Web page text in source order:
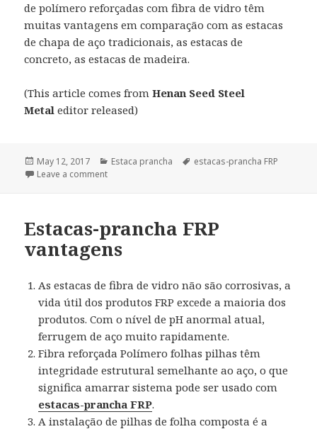
de polímero reforçadas com fibra de vidro têm
muitas vantagens em comparação com as estacas
de chapa de aço tradicionais, as estacas de
concreto, as estacas de madeira.
(This article comes fromHenan Seed Steel
Metal editor released)
Posted
on
May 12, 2017 Categories
Estaca prancha Tags
estacas-prancha FRP
Leave a comment
Estacas-prancha FRP
vantagens
As estacas de fibra de vidro não são corrosivas, a
vida útil dos produtos FRP excede a maioria dos
produtos. Com o nível de pH anormal atual,
ferrugem de aço muito rapidamente.
Fibra reforçada Polímero folhas pilhas têm
integridade estrutural semelhante ao aço, o que
significa amarrar sistema pode ser usado com
estacas-prancha FRP.
A instalação de pilhas de folha composta é a